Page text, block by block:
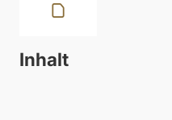
Inhalt